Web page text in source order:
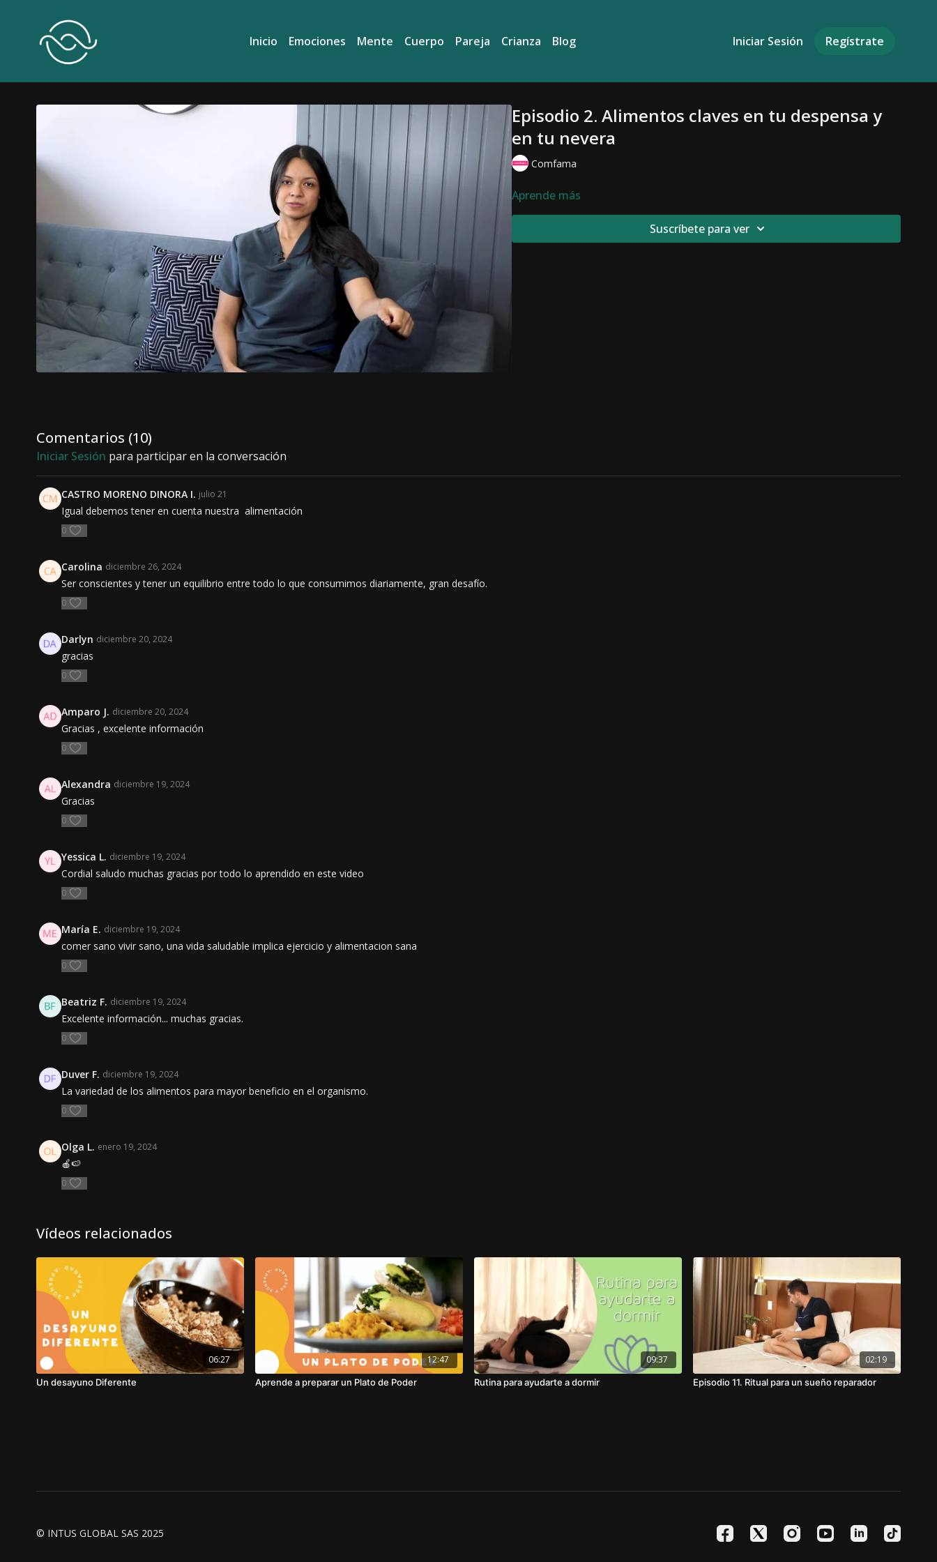
Inicio Emociones Mente Cuerpo Pareja Crianza Blog Iniciar Sesión Regístrate
Episodio 2. Alimentos claves en tu despensa y
en tu nevera
Comfama
Aprende más
Suscríbete para ver
Comentarios (10)
Iniciar Sesión para participar en la conversación
CASTRO MORENO DINORA I. julio 21
Igual debemos tener en cuenta nuestra alimentación
0
Carolina diciembre 26, 2024
Ser conscientes y tener un equilibrio entre todo lo que consumimos diariamente, gran desafío.
0
Darlyn diciembre 20, 2024
gracias
0
Amparo J. diciembre 20, 2024
Gracias , excelente información
0
Alexandra diciembre 19, 2024
Gracias
0
Yessica L. diciembre 19, 2024
Cordial saludo muchas gracias por todo lo aprendido en este video
0
María E. diciembre 19, 2024
comer sano vivir sano, una vida saludable implica ejercicio y alimentacion sana
0
Beatriz F. diciembre 19, 2024
Excelente información... muchas gracias.
0
Duver F. diciembre 19, 2024
La variedad de los alimentos para mayor beneficio en el organismo.
0
Olga L. enero 19, 2024
🍎🍉
0
Vídeos relacionados
06:27
Un desayuno Diferente
12:47
Aprende a preparar un Plato de Poder
09:37
Rutina para ayudarte a dormir
02:19
Episodio 11. Ritual para un sueño reparador
© INTUS GLOBAL SAS 2025